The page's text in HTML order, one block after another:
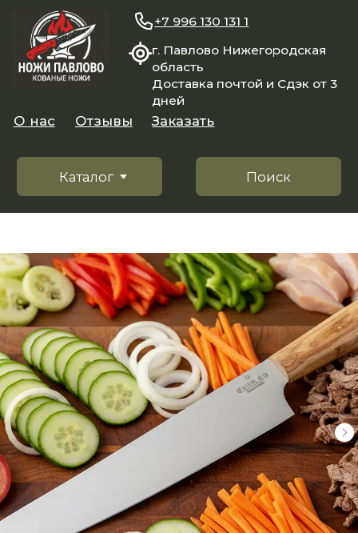
область
Доставка почтой и Сдэк от 3
Поиск
Каталог
Заказать
+7 996 130 131 1